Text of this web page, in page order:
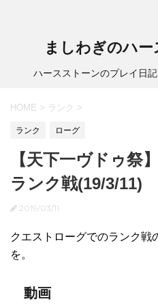
ましわぎのハ
ハースストーンのプレイ日
HOME > ランク >
ランク ローグ
【天下一ヴドゥ祭
ランク戦(19/3/11)
2019/03/11
クエストローグでのランク戦
を。
動画